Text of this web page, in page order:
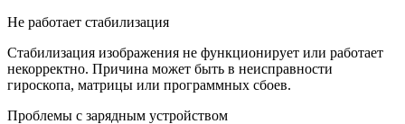
Не работает стабилизация
Стабилизация изображения не функционирует или работает
некорректно. Причина может быть в неисправности
гироскопа, матрицы или программных сбоев.
Проблемы с зарядным устройством